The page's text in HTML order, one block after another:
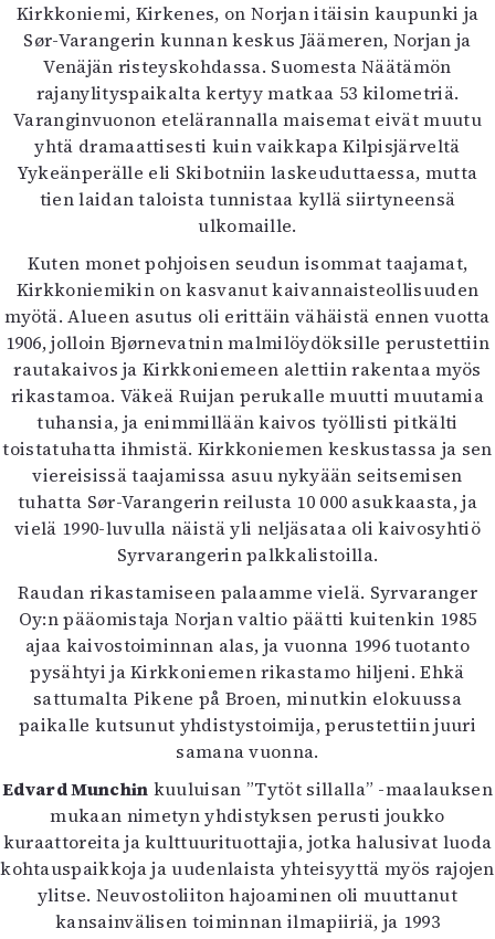
4/2026
2–3/2026
1/2026
6/2025
5/2025 saame
5/2025
Lehtiarkisto
Info
Tilaus ja irtonumerot
Yhteistyössä
Toimitus
Mediatiedot
Kaltio ry
Kirkkoniemi, Kirkenes, on Norjan itäisin kaupunki ja
Sør-Varangerin kunnan keskus Jäämeren, Norjan ja
Venäjän risteyskohdassa. Suomesta Näätämön
rajanylityspaikalta kertyy matkaa 53 kilometriä.
Varanginvuonon etelärannalla maisemat eivät muutu
yhtä dramaattisesti kuin vaikkapa Kilpisjärveltä
Yykeänperälle eli Skibotniin laskeuduttaessa, mutta
tien laidan taloista tunnistaa kyllä siirtyneensä
ulkomaille.
Kuten monet pohjoisen seudun isommat taajamat,
Kirkkoniemikin on kasvanut kaivannaisteollisuuden
myötä. Alueen asutus oli erittäin vähäistä ennen vuotta
1906, jolloin Bjørnevatnin malmilöydöksille perustettiin
rautakaivos ja Kirkkoniemeen alettiin rakentaa myös
rikastamoa. Väkeä Ruijan perukalle muutti muutamia
tuhansia, ja enimmillään kaivos työllisti pitkälti
toistatuhatta ihmistä. Kirkkoniemen keskustassa ja sen
viereisissä taajamissa asuu nykyään seitsemisen
tuhatta Sør-Varangerin reilusta 10 000 asukkaasta, ja
vielä 1990-luvulla näistä yli neljäsataa oli kaivosyhtiö
Syrvarangerin palkkalistoilla.
Raudan rikastamiseen palaamme vielä. Syrvaranger
Oy:n pääomistaja Norjan valtio päätti kuitenkin 1985
ajaa kaivostoiminnan alas, ja vuonna 1996 tuotanto
pysähtyi ja Kirkkoniemen rikastamo hiljeni. Ehkä
sattumalta Pikene på Broen, minutkin elokuussa
paikalle kutsunut yhdistystoimija, perustettiin juuri
samana vuonna.
Edvard Munchin kuuluisan ”Tytöt sillalla” -maalauksen
mukaan nimetyn yhdistyksen perusti joukko
kuraattoreita ja kulttuurituottajia, jotka halusivat luoda
kohtauspaikkoja ja uudenlaista yhteisyyttä myös rajojen
ylitse. Neuvostoliiton hajoaminen oli muuttanut
kansainvälisen toiminnan ilmapiiriä, ja 1993